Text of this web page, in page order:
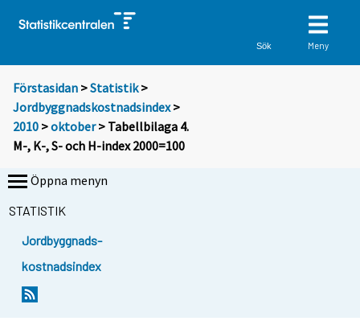
Sök Meny
Förstasidan >Statistik >
Jordbyggnadskostnadsindex>
2010 >oktober> Tabellbilaga 4.
M-, K-, S- och H-index 2000=100
Öppna menyn
STATISTIK
Jordbyggnads-
kostnadsindex